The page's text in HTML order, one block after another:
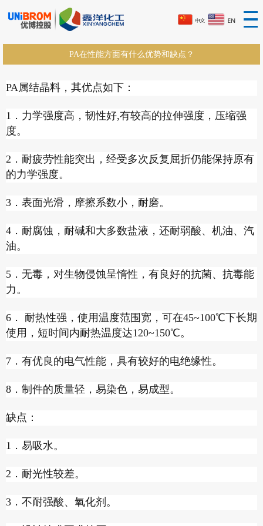
PA在性能方面有什么优势和缺点？
PA属结晶料，其优点如下：
1．力学强度高，韧性好,有较高的拉伸强度，压缩强
度。
2．耐疲劳性能突出，经受多次反复屈折仍能保持原有
的力学强度。
3．表面光滑，摩擦系数小，耐磨。
4．耐腐蚀，耐碱和大多数盐液，还耐弱酸、机油、汽
油。
5．无毒，对生物侵蚀呈惰性，有良好的抗菌、抗毒能
力。
6． 耐热性强，使用温度范围宽，可在45~100℃下长期
使用，短时间内耐热温度达120~150℃。
7．有优良的电气性能，具有较好的电绝缘性。
8．制件的质量轻，易染色，易成型。
缺点：
1．易吸水。
2．耐光性较差。
3．不耐强酸、氧化剂。